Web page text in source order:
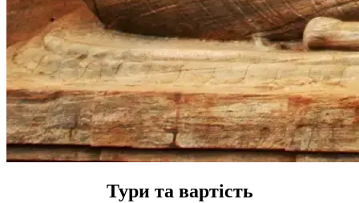
Тури та вартість